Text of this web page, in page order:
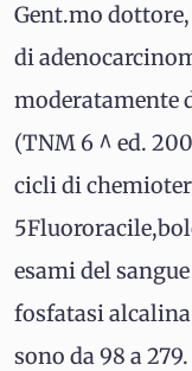
Gent.mo
di
moderatamente
(TNM 6 ^ ed.
cicli di
esami del
fosfatasi
sono da 98 a